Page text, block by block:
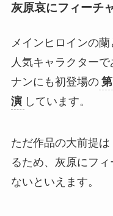
灰原哀にフィーチ
メインヒロインの
人気キャラクター
ナンにも初登場の
演 しています。
ただ作品の大前提
るため、灰原にフ
ないといえます。